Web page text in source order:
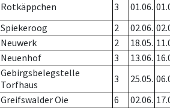
Rotkäppchen 3 01.06.
Spiekeroog 2 02.06.
Neuwerk 2 18.05.
Neuenhof 3 13.06.
Gebirgsbelegstelle
Torfhaus
3 25.05.
Greifswalder Oie 6 02.06.